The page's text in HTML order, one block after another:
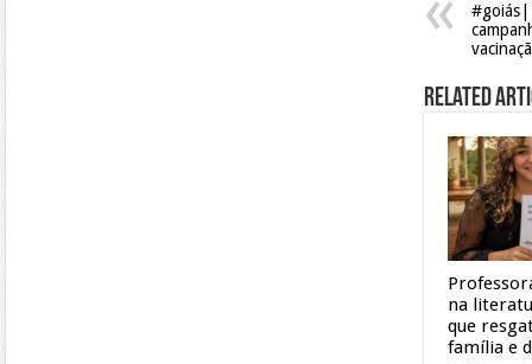
#goiás|
Related
na
que
família e